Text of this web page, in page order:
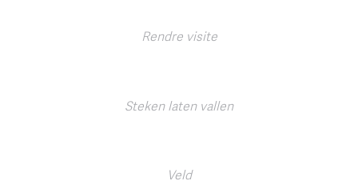
Rendre visite
Steken laten vallen
Veld